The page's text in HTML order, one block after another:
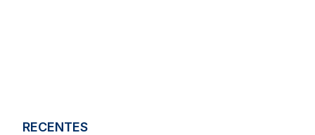
RECENTES